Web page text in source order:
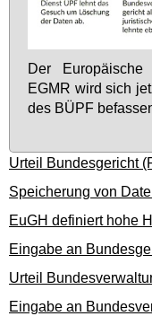
Der Eu­ro­päi­sche
EGMR wird sich
des BÜPF
Urteil Bundesgericht
Speicherung von
EuGH definiert hohe
Eingabe an
Urteil
Eingabe an